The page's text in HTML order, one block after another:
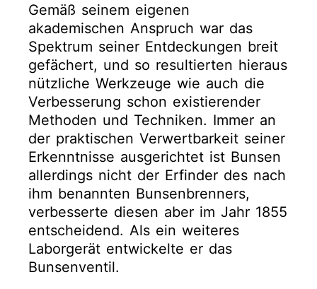
Gemäß seinem eigenen
akademischen Anspruch war das
Spektrum seiner Entdeckungen breit
gefächert, und so resultierten hieraus
nützliche Werkzeuge wie auch die
Verbesserung schon existierender
Methoden und Techniken. Immer an
der praktischen Verwertbarkeit seiner
Erkenntnisse ausgerichtet ist Bunsen
allerdings nicht der Erfinder des nach
ihm benannten Bunsenbrenners,
verbesserte diesen aber im Jahr 1855
entscheidend. Als ein weiteres
Laborgerät entwickelte er das
Bunsenventil.